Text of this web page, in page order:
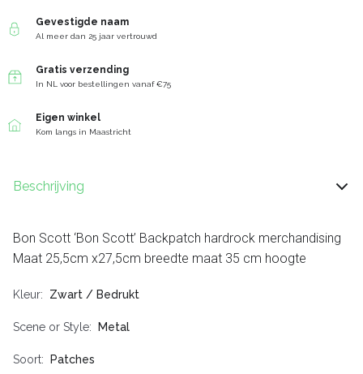
Gevestigde naam
Al meer dan 25 jaar vertrouwd
Gratis verzending
In NL voor bestellingen vanaf €75
Eigen winkel
Kom langs in Maastricht
Beschrijving
Bon Scott ‘Bon Scott’ Backpatch hardrock merchandising
Maat 25,5cm x27,5cm breedte maat 35 cm hoogte
Kleur Zwart / Bedrukt
Scene or Style Metal
Soort Patches